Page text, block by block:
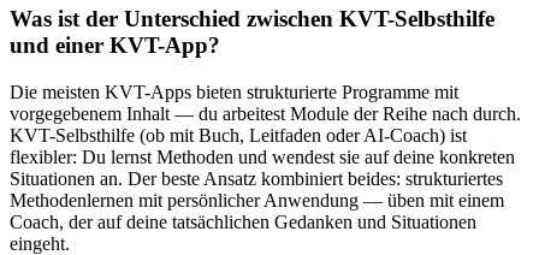
Was ist der Unterschied zwischen KVT-Selbsthilfe
und einer KVT-App?
Die meisten KVT-Apps bieten strukturierte Programme mit
vorgegebenem Inhalt — du arbeitest Module der Reihe nach durch.
KVT-Selbsthilfe (ob mit Buch, Leitfaden oder AI-Coach) ist
flexibler: Du lernst Methoden und wendest sie auf deine konkreten
Situationen an. Der beste Ansatz kombiniert beides: strukturiertes
Methodenlernen mit persönlicher Anwendung — üben mit einem
Coach, der auf deine tatsächlichen Gedanken und Situationen
eingeht.